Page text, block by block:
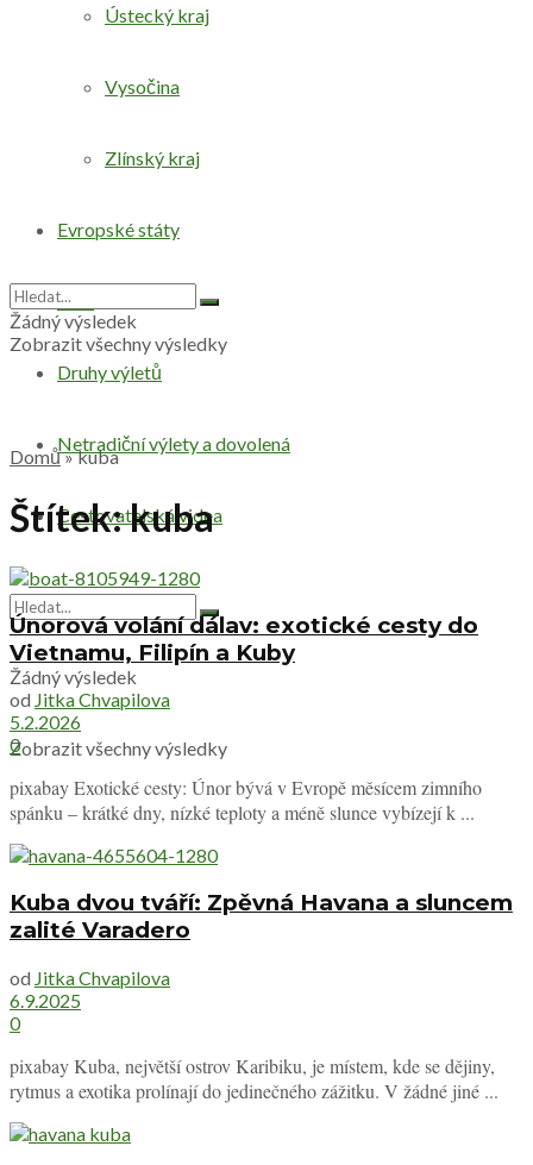
Ústecký kraj
Vysočina
Zlínský kraj
Evropské státy
Svět
Druhy výletů
Netradiční výlety a dovolená
Cestovatelská videa
Žádný výsledek
Zobrazit všechny výsledky
Žádný výsledek
Zobrazit všechny výsledky
Domů»kuba
Štítek:kuba
Únorová volání dálav: exotické cesty do
Vietnamu, Filipín a Kuby
od Jitka Chvapilova
5.2.2026
0
pixabay Exotické cesty: Únor bývá v Evropě měsícem zimního
spánku – krátké dny, nízké teploty a méně slunce vybízejí k ...
Kuba dvou tváří: Zpěvná Havana a sluncem
zalité Varadero
od Jitka Chvapilova
6.9.2025
0
pixabay Kuba, největší ostrov Karibiku, je místem, kde se dějiny,
rytmus a exotika prolínají do jedinečného zážitku. V žádné jiné ...